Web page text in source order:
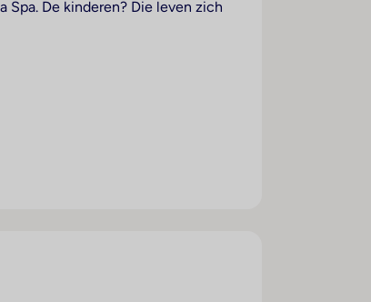
De kinderen? Die leven zich